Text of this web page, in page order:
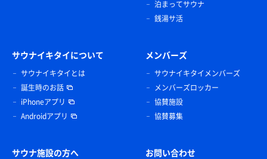
泊まってサウナ
銭湯サ活
サウナイキタイについて
サウナイキタイとは
誕生時のお話
iPhoneアプリ
Androidアプリ
メンバーズ
サウナイキタイメンバーズ
メンバーズロッカー
協賛施設
協賛募集
サウナ施設の方へ お問い合わせ